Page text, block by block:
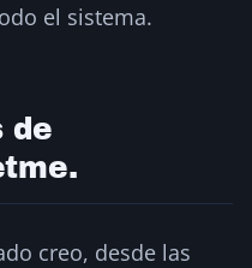
el sistema.
de
creo, desde las